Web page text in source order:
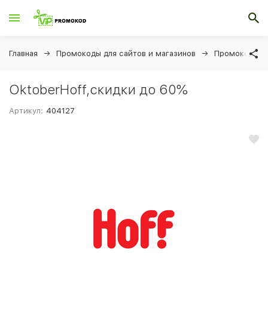
Главная Промокоды для сайтов и магазинов Промокоды
OktoberHoff,скидки до 60%
Артикул: 404127